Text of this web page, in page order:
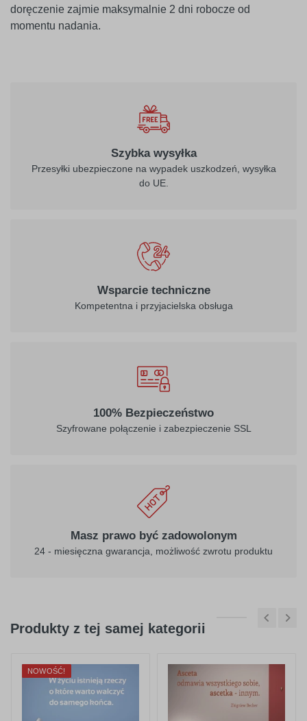
doręczenie zajmie maksymalnie 2 dni robocze od
momentu nadania.
Szybka wysyłka
Przesyłki ubezpieczone na wypadek uszkodzeń, wysyłka
do UE.
Wsparcie techniczne
Kompetentna i przyjacielska obsługa
100% Bezpieczeństwo
Szyfrowane połączenie i zabezpieczenie SSL
Masz prawo być zadowolonym
24 - miesięczna gwarancja, możliwość zwrotu produktu
Produkty z tej samej kategorii
NOWOŚĆ!